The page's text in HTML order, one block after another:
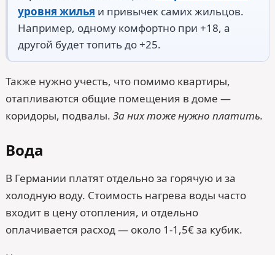
уровня жилья и привычек самих жильцов.
Например, одному комфортно при +18, а
другой будет топить до +25.
Также нужно учесть, что помимо квартиры,
отапливаются общие помещения в доме —
коридоры, подвалы. За них тоже нужно платить.
Вода
В Германии платят отдельно за горячую и за
холодную воду. Стоимость нагрева воды часто
входит в цену отопления, и отдельно
оплачивается расход — около 1-1,5€ за кубик.